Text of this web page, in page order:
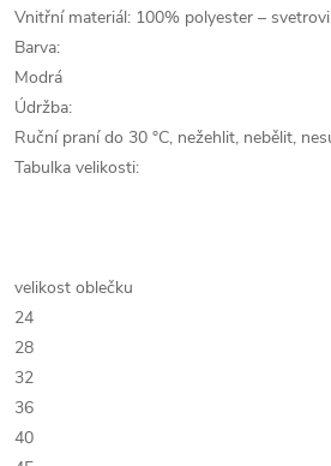
Vnitřní materiál: 100% polyester –
Barva:
Modrá
Údržba:
Ruční praní do 30 °C, nežehlit, nebělit,
Tabulka velikosti:
velikost oblečku
24
28
32
36
40